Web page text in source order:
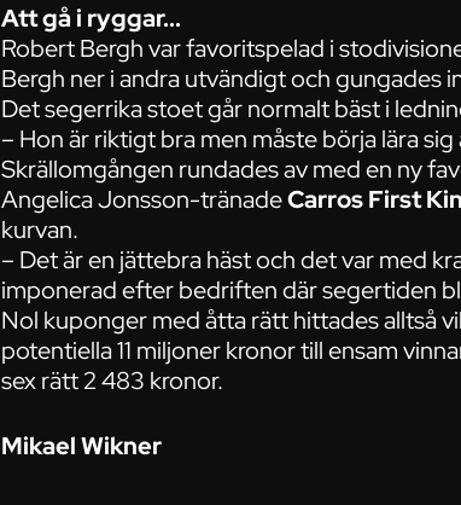
Att gå i ryggar...
Robert Bergh var favoritspelad i
Bergh ner i andra utvändigt och gungades
Det segerrika stoet går normalt bäst i
– Hon är riktigt bra men måste börja lära
Skrällomgången rundades av med en ny
Angelica Jonsson-tränadeCarros First
kurvan.
– Det är en jättebra häst och det var med
imponerad efter bedriften där segertiden
Nol kuponger med åtta rätt hittades alltså
potentiella 11 miljoner kronor till ensam
sex rätt 2 483 kronor.
Mikael Wikner